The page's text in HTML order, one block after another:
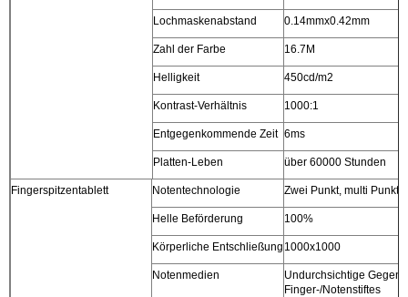
Lochmaskenabstand 0.14mmx0.42mm
Zahl der Farbe 16.7M
Helligkeit 450cd/m2
Kontrast-Verhältnis 1000:1
Entgegenkommende Zeit 6ms
Platten-Leben über 60000 Stunden
Fingerspitzentablett Notentechnologie Zwei Punkt, multi
Helle Beförderung 100%
Körperliche Entschließung 1000x1000
Notenmedien
Undurchsichtige
Finger-/Notenstiftes